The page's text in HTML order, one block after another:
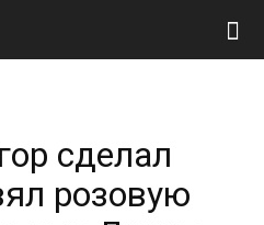
сделал
розовую